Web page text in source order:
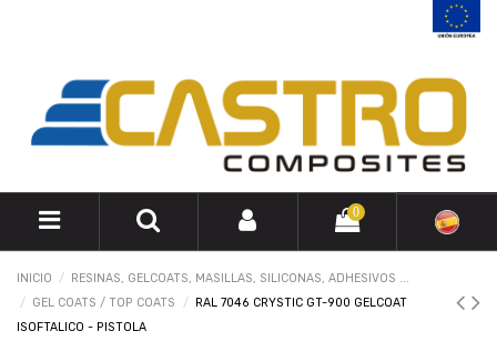
0
INICIO
RESINAS, GELCOATS, MASILLAS, SILICONAS, ADHESIVOS ...
GEL COATS / TOP COATS
RAL 7046 CRYSTIC GT-900 GELCOAT
ISOFTALICO - PISTOLA